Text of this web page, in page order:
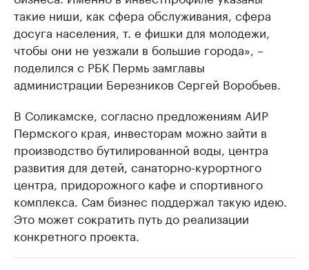
такие ниши, как сфера обслуживания, сфера
досуга населения, т. е фишки для молодежи,
чтобы они не уезжали в большие города», –
поделился с РБК Пермь замглавы
администрации Березников Сергей Воробьев.
В Соликамске, согласно предложениям АИР
Пермского края, инвесторам можно зайти в
производство бутилированной воды, центра
развития для детей, санаторно-курортного
центра, придорожного кафе и спортивного
комплекса. Сам бизнес поддержал такую идею.
Это может сократить путь до реализации
конкретного проекта.